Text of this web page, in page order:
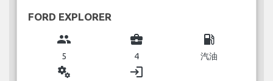
FORD EXPLORER
group
5
business_center
4
local_gas_station
汽油
miscellaneous_services login